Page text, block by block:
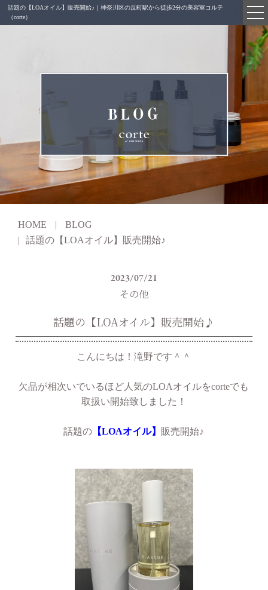
話題の【LOAオイル】販売開始♪｜神奈川区の反町駅から徒歩2分の美容室コルテ
（corte）
RECRUIT
CONTACT
BLOG
HOME
BLOG
話題の【LOAオイル】販売開始♪
2023/07/21
その他
話題の【LOAオイル】販売開始♪
こんにちは！滝野です＾＾
欠品が相次いでいるほど人気のLOAオイルをcorteでも
取扱い開始致しました！
話題の 【LOAオイル】 販売開始♪